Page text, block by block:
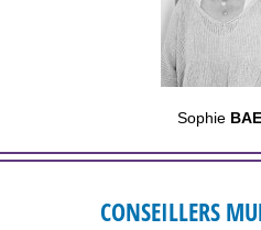
Sophie
CONSEILLERS